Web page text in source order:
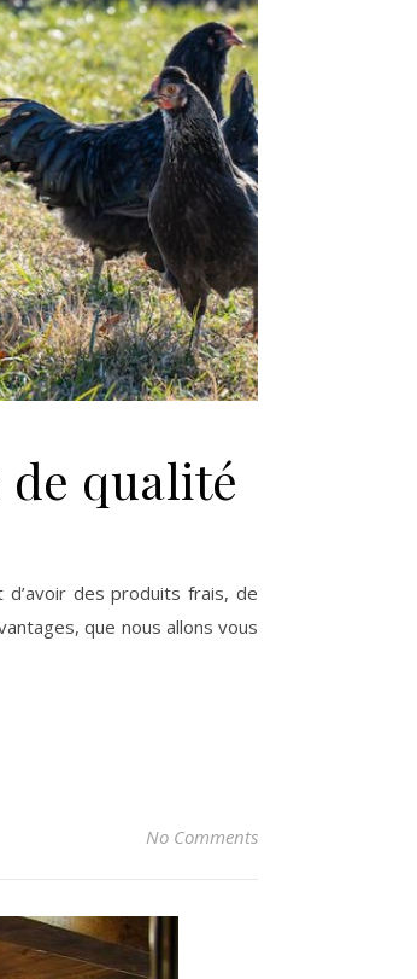
de qualité
des produits frais, de
que nous allons vous
No Comments